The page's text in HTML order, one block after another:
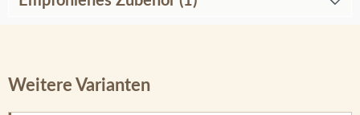
Weitere Varianten